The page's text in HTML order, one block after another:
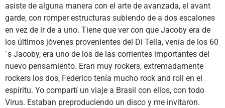
asiste de alguna manera con el arte de avanzada, el avant
garde, con romper estructuras subiendo de a dos escalones
en vez de ir de a uno. Tiene que ver con que Jacoby era de
los últimos jóvenes provenientes del Di Tella, venía de los 60
´s Jacoby, era uno de los de las corrientes importantes del
nuevo pensamiento. Eran muy rockers, extremadamente
rockers los dos, Federico tenía mucho rock and roll en el
espíritu. Yo compartí un viaje a Brasil con ellos, con todo
Virus. Estaban preproduciendo un disco y me invitaron.